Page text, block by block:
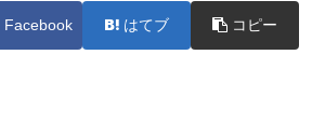
Facebook はてブ コピー